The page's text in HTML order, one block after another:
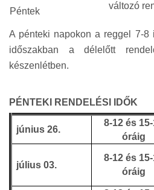
Péntek
változó
A pénteki napokon a reggel 7-8
időszakban a délelőtt
készenlétben.
PÉNTEKI RENDELÉSI IDŐK
június 26.
8-12 és
óráig
július 03.
8-12 és
óráig